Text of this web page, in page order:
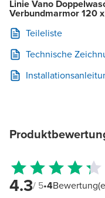
Linie Vano
Verbundmarmor 120
Teileliste
Technische
4.3/ 5•4